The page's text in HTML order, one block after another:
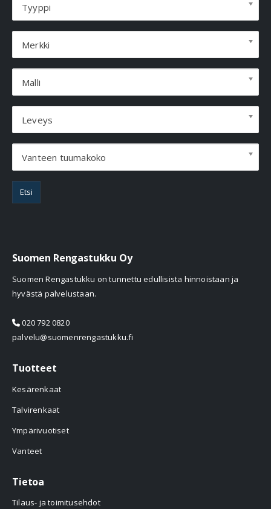
Tyyppi
Merkki
Malli
Leveys
Vanteen tuumakoko
Etsi
Suomen Rengastukku Oy
Suomen Rengastukku on tunnettu edullisista hinnoistaan ja
hyvästä palvelustaan.
020 792 0820
palvelu@suomenrengastukku.fi
Tuotteet
Kesärenkaat
Talvirenkaat
Ympärivuotiset
Vanteet
Tietoa
Tilaus- ja toimitusehdot